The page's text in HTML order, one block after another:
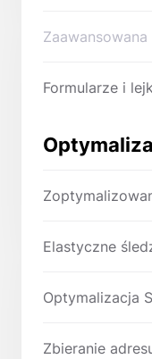
Zaawansowana
Formularze i
Elastyczne
Optymalizacja
Zbieranie